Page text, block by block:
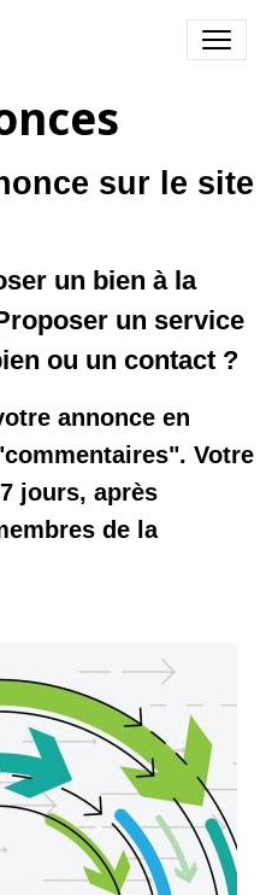
sur le site
un bien à la
un service
ou un contact ?
annonce en
Votre
jours, après
de la